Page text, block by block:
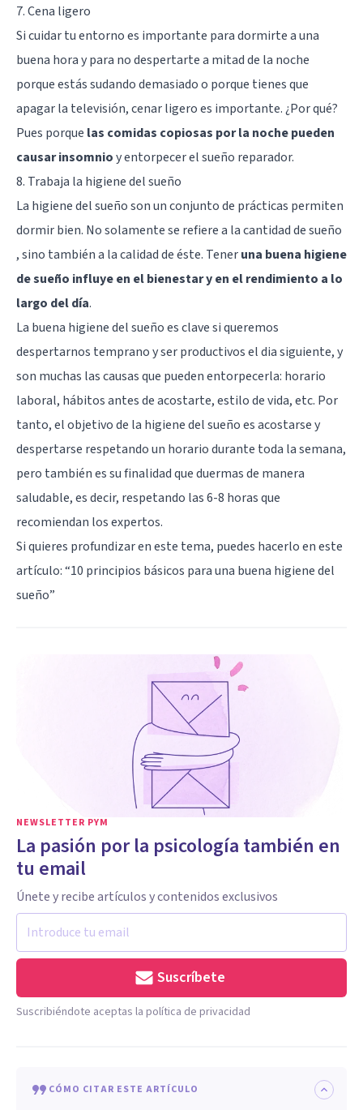
7. Cena ligero
Si cuidar tu entorno es importante para dormirte a una
buena hora y para no despertarte a mitad de la noche
porque estás sudando demasiado o porque tienes que
apagar la televisión, cenar ligero es importante. ¿Por qué?
Pues porque las comidas copiosas por la noche pueden
causar insomnioy entorpecer el sueño reparador.
8. Trabaja la higiene del sueño
La higiene del sueño son un conjunto de prácticas permiten
dormir bien. No solamente se refiere a la cantidad de sueño
, sino también a la calidad de éste. Teneruna buena higiene
de sueño influye en el bienestar y en el rendimiento a lo
largo del día.
La buena higiene del sueño es clave si queremos
despertarnos temprano y ser productivos el dia siguiente, y
son muchas las causas que pueden entorpecerla: horario
laboral, hábitos antes de acostarte, estilo de vida, etc. Por
tanto, el objetivo de la higiene del sueño es acostarse y
despertarse respetando un horario durante toda la semana,
pero también es su finalidad que duermas de manera
saludable, es decir, respetando las 6-8 horas que
recomiendan los expertos.
Si quieres profundizar en este tema, puedes hacerlo en este
artículo: “10 principios básicos para una buena higiene del
sueño”
NEWSLETTER PYM
La pasión por la psicología también en
tu email
Únete y recibe artículos y contenidos exclusivos
Suscríbete
Suscribiéndote aceptas la política de privacidad
CÓMO CITAR ESTE ARTÍCULO